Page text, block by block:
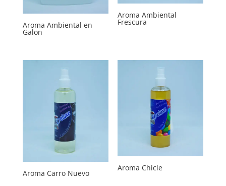
Aroma Ambiental en
Galon
Aroma Ambiental
Frescura
Aroma Carro Nuevo
Aroma Chicle